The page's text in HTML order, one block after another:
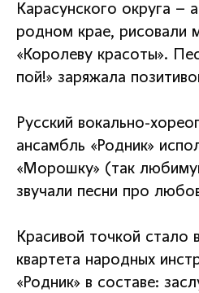
Карасунского округа –
родном крае, рисовали
«Королеву красоты».
пой!» заряжала
Русский вокально-
ансамбль «Родник»
«Морошку» (так
звучали песни про
Красивой точкой стало
квартета народных
«Родник» в составе: